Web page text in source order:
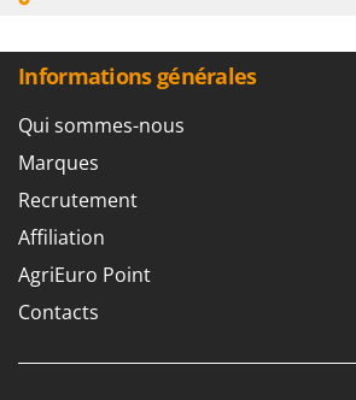
Informations générales
Qui sommes-nous
Marques
Recrutement
Affiliation
AgriEuro Point
Contacts